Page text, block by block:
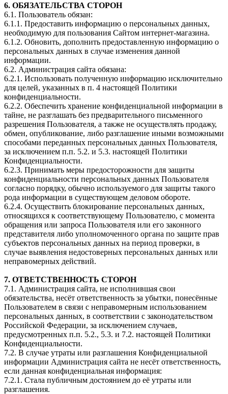
6. ОБЯЗАТЕЛЬСТВА СТОРОН
6.1. Пользователь обязан:
6.1.1. Предоставить информацию о персональных данных,
необходимую для пользования Сайтом интернет-магазина.
6.1.2. Обновить, дополнить предоставленную информацию о
персональных данных в случае изменения данной
информации.
6.2. Администрация сайта обязана:
6.2.1. Использовать полученную информацию исключительно
для целей, указанных в п. 4 настоящей Политики
конфиденциальности.
6.2.2. Обеспечить хранение конфиденциальной информации в
тайне, не разглашать без предварительного письменного
разрешения Пользователя, а также не осуществлять продажу,
обмен, опубликование, либо разглашение иными возможными
способами переданных персональных данных Пользователя,
за исключением п.п. 5.2. и 5.3. настоящей Политики
Конфиденциальности.
6.2.3. Принимать меры предосторожности для защиты
конфиденциальности персональных данных Пользователя
согласно порядку, обычно используемого для защиты такого
рода информации в существующем деловом обороте.
6.2.4. Осуществить блокирование персональных данных,
относящихся к соответствующему Пользователю, с момента
обращения или запроса Пользователя или его законного
представителя либо уполномоченного органа по защите прав
субъектов персональных данных на период проверки, в
случае выявления недостоверных персональных данных или
неправомерных действий.
7. ОТВЕТСТВЕННОСТЬ СТОРОН
7.1. Администрация сайта, не исполнившая свои
обязательства, несёт ответственность за убытки, понесённые
Пользователем в связи с неправомерным использованием
персональных данных, в соответствии с законодательством
Российской Федерации, за исключением случаев,
предусмотренных п.п. 5.2., 5.3. и 7.2. настоящей Политики
Конфиденциальности.
7.2. В случае утраты или разглашения Конфиденциальной
информации Администрация сайта не несёт ответственность,
если данная конфиденциальная информация:
7.2.1. Стала публичным достоянием до её утраты или
разглашения.